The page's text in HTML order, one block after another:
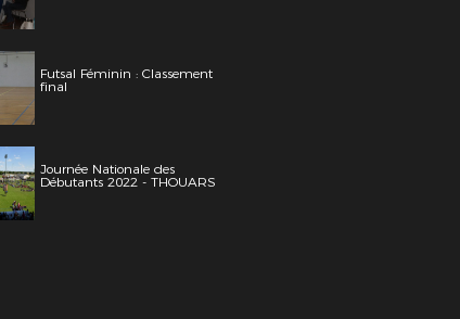
Futsal Féminin : Classement
final
Journée Nationale des
Débutants 2022 - THOUARS